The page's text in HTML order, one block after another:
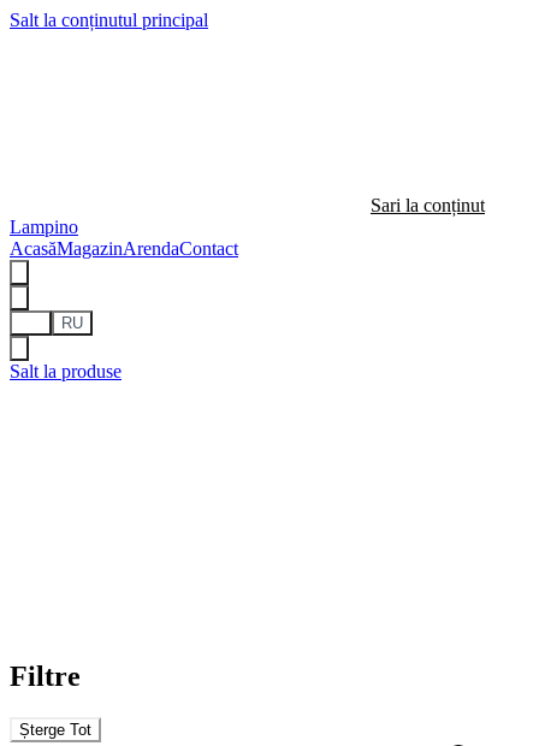
Salt la conținutul principal
Sari la conținut
Lampino
AcasăMagazinArendaContact
RU
Salt la produse
Filtre
Șterge Tot